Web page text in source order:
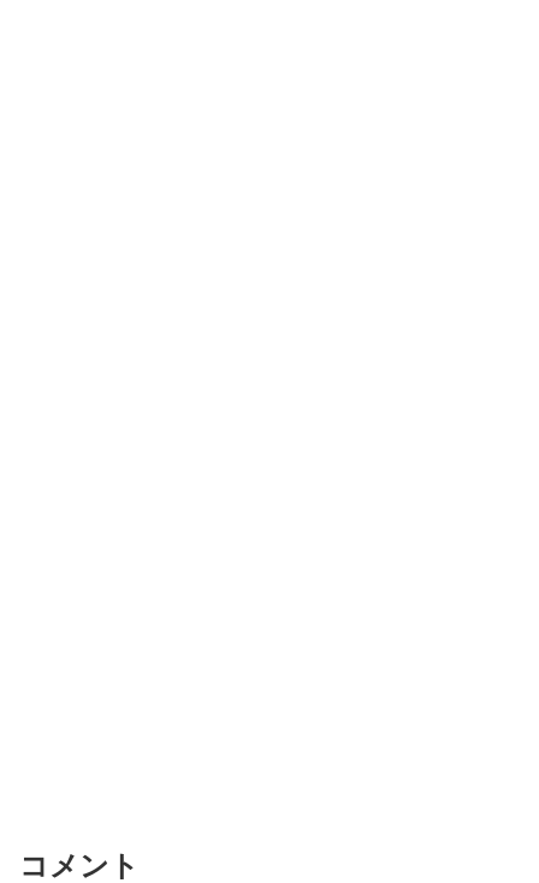
コメント